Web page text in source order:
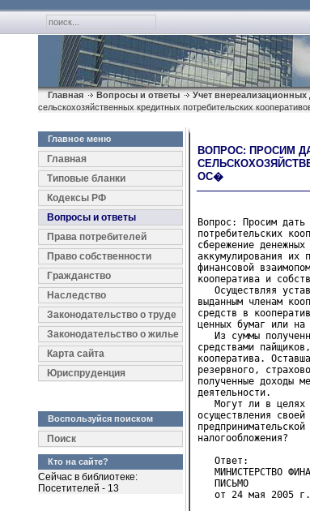
Главная Вопросы и ответы Учет внереализационных
сельскохозяйственных кредитных потребительских
Главное меню
Главная
Типовые бланки
Кодексы РФ
Вопросы и ответы
Права потребителей
Право собственности
Гражданство
Наследство
Законодательство о труде
Законодательство о жилье
Карта сайта
Юриспруденция
Воспользуйся поиском
Поиск
Кто на сайте?
Сейчас в библиотеке:
Посетителей - 13
ВОПРОС: ПРОСИМ
ОС�
Вопрос: Просим дать
потребительских
сбережение денежных
аккумулирования их
финансовой
кооператива и
Осуществляя
выданным членам
средств в
ценных бумаг или на
Из суммы
средствами
кооператива.
резервного,
полученные доходы
деятельности.
Могут ли в целях
осуществления своей
налогообложения?
Ответ:
МИНИСТЕРСТВО
ПИСЬМО
от 24 мая 2005